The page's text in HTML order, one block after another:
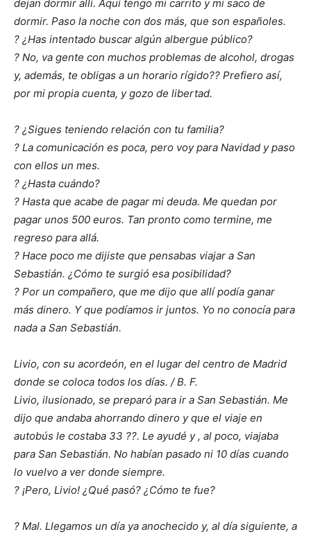
dejan dormir allí. Aquí tengo mi carrito y mi saco de
dormir. Paso la noche con dos más, que son españoles.
? ¿Has intentado buscar algún albergue público?
? No, va gente con muchos problemas de alcohol, drogas
y, además, te obligas a un horario rígido?? Prefiero así,
por mi propia cuenta, y gozo de libertad.
? ¿Sigues teniendo relación con tu familia?
? La comunicación es poca, pero voy para Navidad y paso
con ellos un mes.
? ¿Hasta cuándo?
? Hasta que acabe de pagar mi deuda. Me quedan por
pagar unos 500 euros. Tan pronto como termine, me
regreso para allá.
? Hace poco me dijiste que pensabas viajar a San
Sebastián. ¿Cómo te surgió esa posibilidad?
? Por un compañero, que me dijo que allí podía ganar
más dinero. Y que podíamos ir juntos. Yo no conocía para
nada a San Sebastián.
Livio, con su acordeón, en el lugar del centro de Madrid
donde se coloca todos los días. / B. F.
Livio, ilusionado, se preparó para ir a San Sebastián. Me
dijo que andaba ahorrando dinero y que el viaje en
autobús le costaba 33 ??. Le ayudé y , al poco, viajaba
para San Sebastián. No habían pasado ni 10 días cuando
lo vuelvo a ver donde siempre.
? ¡Pero, Livio! ¿Qué pasó? ¿Cómo te fue?
? Mal. Llegamos un día ya anochecido y, al día siguiente, a